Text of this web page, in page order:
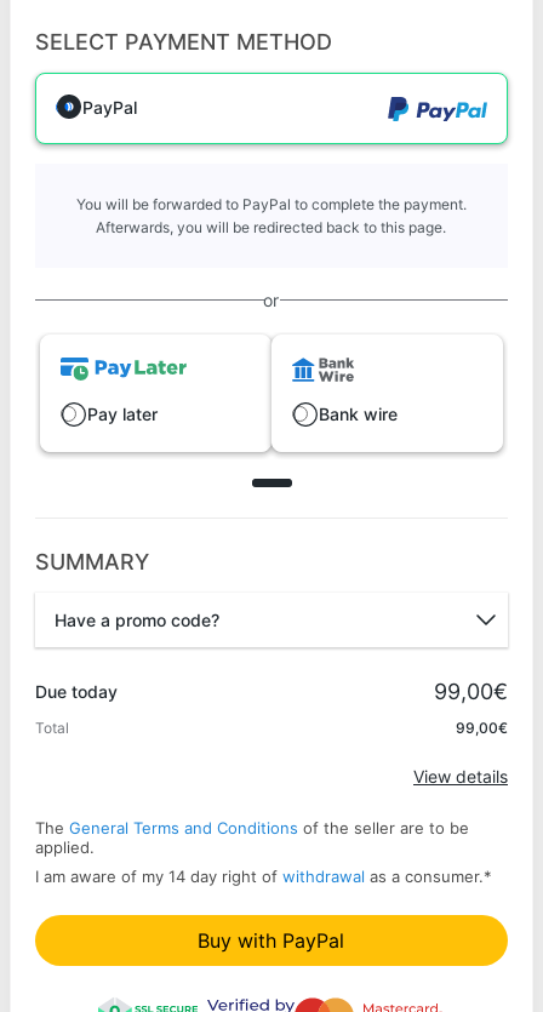
SELECT PAYMENT METHOD
PayPal
You will be forwarded to PayPal to complete the payment.
Afterwards, you will be redirected back to this page.
or
Pay later Bank wire
SUMMARY
Have a promo code?
Due today 99,00€
Total 99,00€
View details
The General Terms and Conditions of the seller are to be
applied.
I am aware of my 14 day right of withdrawal as a consumer.*
Buy with PayPal